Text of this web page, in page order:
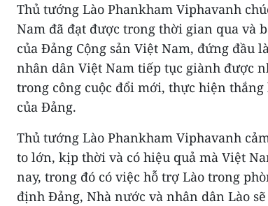
Thủ tướng Lào Phankham Viphavanh
Nam đã đạt được trong thời gian qua và
của Đảng Cộng sản Việt Nam, đứng đầu
nhân dân Việt Nam tiếp tục giành được
trong công cuộc đổi mới, thực hiện
của Đảng.
Thủ tướng Lào Phankham Viphavanh
to lớn, kịp thời và có hiệu quả mà Việt
nay, trong đó có việc hỗ trợ Lào trong
định Đảng, Nhà nước và nhân dân Lào